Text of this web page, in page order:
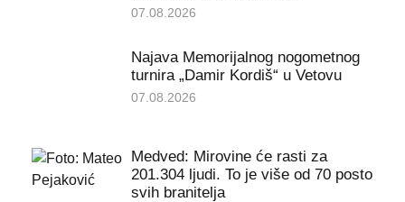
07.08.2026
Najava Memorijalnog nogometnog
turnira „Damir Kordiš“ u Vetovu
07.08.2026
Medved: Mirovine će rasti za
201.304 ljudi. To je više od 70 posto
svih branitelja